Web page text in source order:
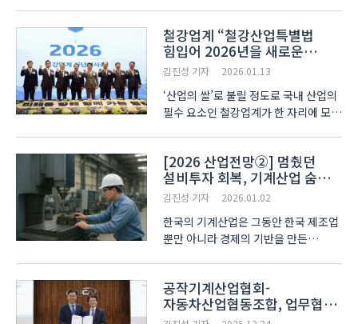
구축·확대에 나선다. 트위니는 지난
14일 서울 에스티엘 사옥에서 천영석
트위니 대표, 강태영 에스티엘..
철강업계 “철강산업특별법
힘입어 2026년을 새로운
도약의 원년으로 삼자” 다짐
김진성 기자 2026.01.13
‘산업의 쌀’로 불릴 정도로 국내 산업의
필수 요소인 철강업계가 한 자리에 모여
한국철강협회(이하 철강협회)는 13일
선릉 포스코센터에서 철강업계 CEO를
비롯해 임원,..
[2026 산업전망②] 멈췄던
설비투자 회복, 기계산업 숨통
열어준다
김진성 기자 2026.01.02
한국의 기계산업은 그동안 한국 제조업
뿐만 아니라 경제의 기반을 만든
기업들이 설비 투자에 보수적인 모습을
보였으며, 이는 기계산업군 전반의
공작기계산업협회-
자동차산업협동조합, 업무협력
MOU 체결